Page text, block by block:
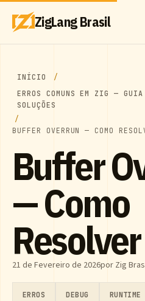
ZigLang Brasil
INÍCIO
ERROS COMUNS EM ZIG —
SOLUÇÕES
BUFFER OVERRUN — COMO
Buffer
— Como
21 de Fevereiro de 2026por Zig
ERROS DEBUG RUNTIME